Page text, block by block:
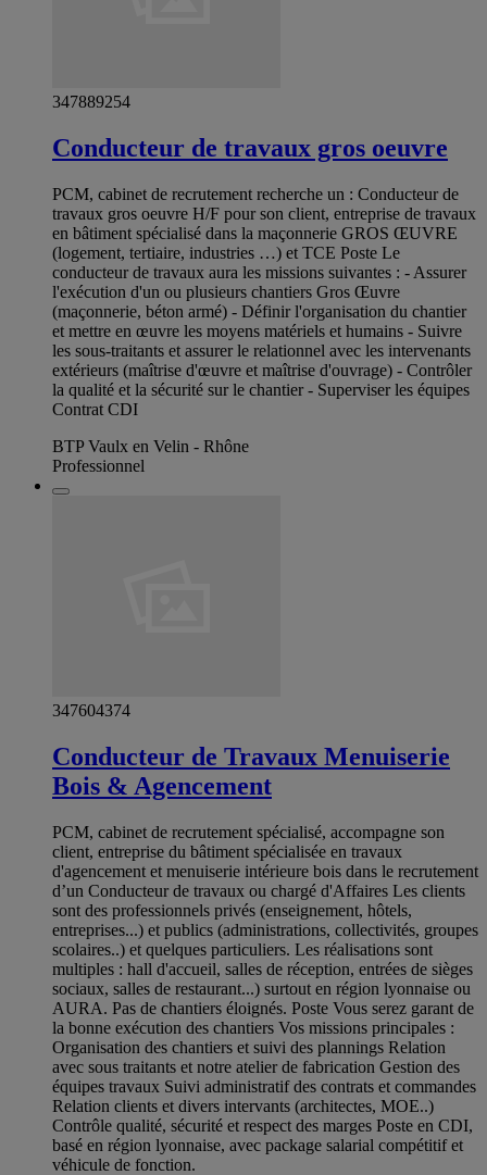
347889254
Conducteur de travaux gros oeuvre
PCM, cabinet de recrutement recherche un : Conducteur de
travaux gros oeuvre H/F pour son client, entreprise de travaux
en bâtiment spécialisé dans la maçonnerie GROS ŒUVRE
(logement, tertiaire, industries …) et TCE Poste Le
conducteur de travaux aura les missions suivantes : - Assurer
l'exécution d'un ou plusieurs chantiers Gros Œuvre
(maçonnerie, béton armé) - Définir l'organisation du chantier
et mettre en œuvre les moyens matériels et humains - Suivre
les sous-traitants et assurer le relationnel avec les intervenants
extérieurs (maîtrise d'œuvre et maîtrise d'ouvrage) - Contrôler
la qualité et la sécurité sur le chantier - Superviser les équipes
Contrat CDI
BTP Vaulx en Velin - Rhône
Professionnel
347604374
Conducteur de Travaux Menuiserie
Bois & Agencement
PCM, cabinet de recrutement spécialisé, accompagne son
client, entreprise du bâtiment spécialisée en travaux
d'agencement et menuiserie intérieure bois dans le recrutement
d’un Conducteur de travaux ou chargé d'Affaires Les clients
sont des professionnels privés (enseignement, hôtels,
entreprises...) et publics (administrations, collectivités, groupes
scolaires..) et quelques particuliers. Les réalisations sont
multiples : hall d'accueil, salles de réception, entrées de sièges
sociaux, salles de restaurant...) surtout en région lyonnaise ou
AURA. Pas de chantiers éloignés. Poste Vous serez garant de
la bonne exécution des chantiers Vos missions principales :
Organisation des chantiers et suivi des plannings Relation
avec sous traitants et notre atelier de fabrication Gestion des
équipes travaux Suivi administratif des contrats et commandes
Relation clients et divers intervants (architectes, MOE..)
Contrôle qualité, sécurité et respect des marges Poste en CDI,
basé en région lyonnaise, avec package salarial compétitif et
véhicule de fonction.